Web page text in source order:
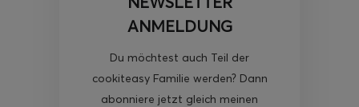
ANMELDUNG
Du möchtest auch Teil der
cookiteasy Familie werden? Dann
abonniere jetzt gleich meinen